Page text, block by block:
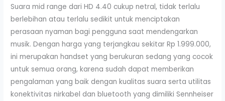
Suara mid range dari HD 4.40 cukup netral, tidak terlalu
berlebihan atau terlalu sedikit untuk menciptakan
perasaan nyaman bagi pengguna saat mendengarkan
musik. Dengan harga yang terjangkau sekitar Rp 1.999.000,
ini merupakan handset yang berukuran sedang yang cocok
untuk semua orang, karena sudah dapat memberikan
pengalaman yang baik dengan kualitas suara serta utilitas
konektivitas nirkabel dan bluetooth yang dimiliki Sennheiser